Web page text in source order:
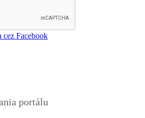
cez Facebook
portálu